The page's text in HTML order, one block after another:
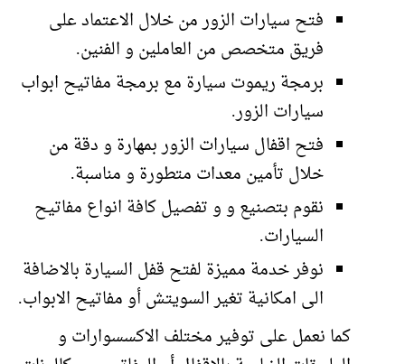
فتح سيارات الزور من خلال الاعتماد على
فريق متخصص من العاملين و الفنين.
برمجة ريموت سيارة مع برمجة مفاتيح ابواب
سيارات الزور.
فتح اقفال سيارات الزور بمهارة و دقة من
خلال تأمين معدات متطورة و مناسبة.
نقوم بتصنيع و و تفصيل كافة انواع مفاتيح
السيارات.
نوفر خدمة مميزة لفتح قفل السيارة بالاضافة
الى امكانية تغير السويتش أو مفاتيح الابواب.
كما نعمل على توفير مختلف الاكسسوارات و